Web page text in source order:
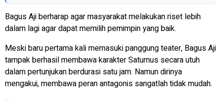
Bagus Aji berharap agar masyarakat melakukan riset lebih
dalam lagi agar dapat memilih pemimpin yang baik.
Meski baru pertama kali memasuki panggung teater, Bagus Aji
tampak berhasil membawa karakter Saturnus secara utuh
dalam pertunjukan berdurasi satu jam. Namun dirinya
mengakui, membawa peran antagonis sangatlah tidak mudah.